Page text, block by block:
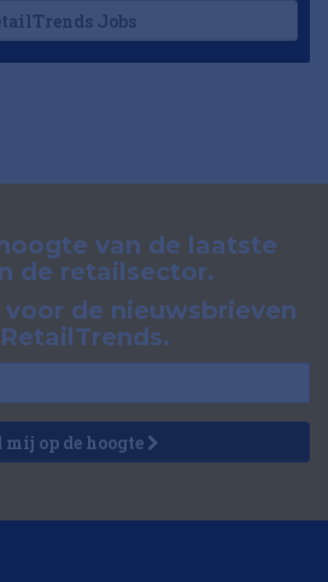
Jobs
van de laatste
de retailsector.
de nieuwsbrieven
mij op de hoogte